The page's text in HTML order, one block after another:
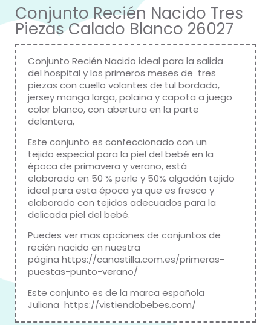
Conjunto Recién Nacido Tres
Piezas Calado Blanco 26027
Conjunto Recién Nacido ideal para la salida
del hospital y los primeros meses de tres
piezas con cuello volantes de tul bordado,
jersey manga larga, polaina y capota a juego
color blanco, con abertura en la parte
delantera,
Este conjunto es confeccionado con un
tejido especial para la piel del bebé en la
época de primavera y verano, está
elaborado en 50 % perle y 50% algodón tejido
ideal para esta época ya que es fresco y
elaborado con tejidos adecuados para la
delicada piel del bebé.
Puedes ver mas opciones de conjuntos de
recién nacido en nuestra
página https://canastilla.com.es/primeras-
puestas-punto-verano/
Este conjunto es de la marca española
Juliana https://vistiendobebes.com/